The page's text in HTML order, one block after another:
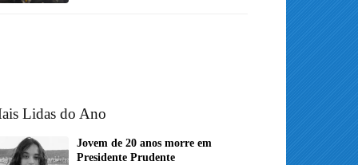
Lidas do Ano
Jovem de 20 anos morre em
Presidente Prudente